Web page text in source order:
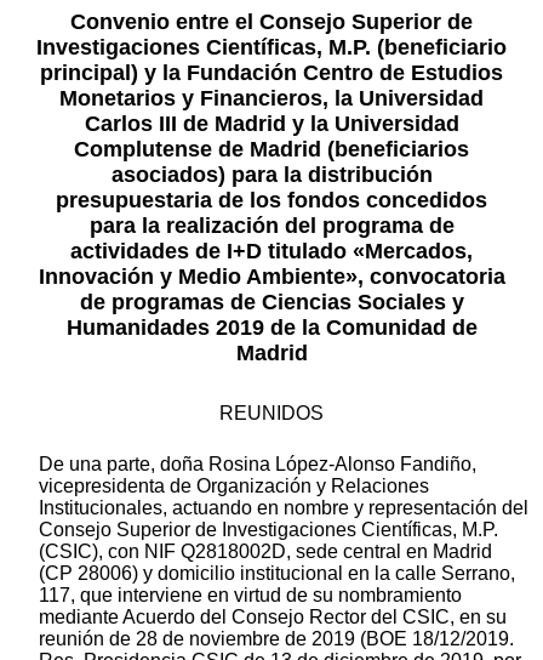
Convenio entre el Consejo Superior de
Investigaciones Científicas, M.P. (beneficiario
principal) y la Fundación Centro de Estudios
Monetarios y Financieros, la Universidad
Carlos III de Madrid y la Universidad
Complutense de Madrid (beneficiarios
asociados) para la distribución
presupuestaria de los fondos concedidos
para la realización del programa de
actividades de I+D titulado «Mercados,
Innovación y Medio Ambiente», convocatoria
de programas de Ciencias Sociales y
Humanidades 2019 de la Comunidad de
Madrid
REUNIDOS
De una parte, doña Rosina López-Alonso Fandiño,
vicepresidenta de Organización y Relaciones
Institucionales, actuando en nombre y representación del
Consejo Superior de Investigaciones Científicas, M.P.
(CSIC), con NIF Q2818002D, sede central en Madrid
(CP 28006) y domicilio institucional en la calle Serrano,
117, que interviene en virtud de su nombramiento
mediante Acuerdo del Consejo Rector del CSIC, en su
reunión de 28 de noviembre de 2019 (BOE 18/12/2019.